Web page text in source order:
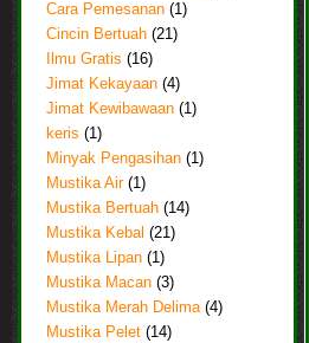
Cara Pemesanan (1)
Cincin Bertuah (21)
Ilmu Gratis (16)
Jimat Kekayaan (4)
Jimat Kewibawaan (1)
keris (1)
Minyak Pengasihan (1)
Mustika Air (1)
Mustika Bertuah (14)
Mustika Kebal (21)
Mustika Lipan (1)
Mustika Macan (3)
Mustika Merah Delima (4)
Mustika Pelet (14)